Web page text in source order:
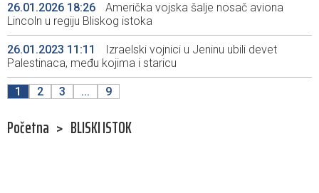
26.01.2026 18:26
Američka vojska šalje nosač aviona
Lincoln u regiju Bliskog istoka
26.01.2023 11:11
Izraelski vojnici u Jeninu ubili devet
Palestinaca, među kojima i staricu
1 2 3 ... 9
Početna > BLISKI ISTOK